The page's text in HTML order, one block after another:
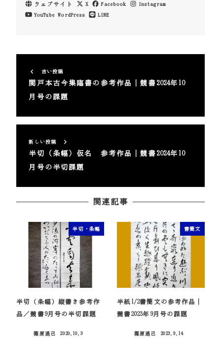
ウェブサイト X Facebook
Instagram
YouTube WordPress LINE
古い投稿
関戸本古今集臨書の参考作品｜競書2024年10
月号の課題
新しい投稿
半切（条幅）仮名 参考作品｜競書2024年10
月号の半切課題
関連記事
半切・条幅
半切（条幅）縦書き参考作
品／競書9月号の半切課題
篠原遙己
2020.10.3
書簡文
半紙1/2書簡文の参考作品｜
競書2023年9月号の課題
篠原遙己
2023.9.14